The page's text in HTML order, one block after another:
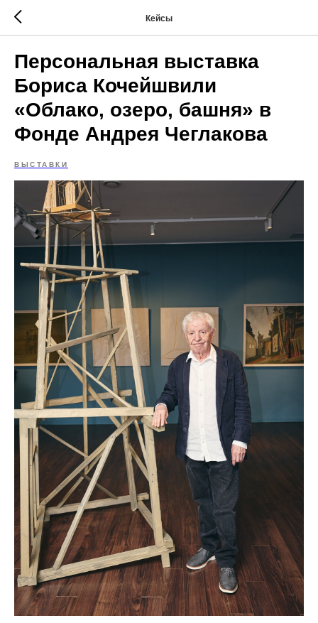
Кейсы
Персональная выставка
Бориса Кочейшвили
«Облако, озеро, башня» в
Фонде Андрея Чеглакова
ВЫСТАВКИ